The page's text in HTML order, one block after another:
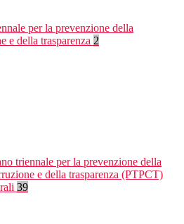
per la prevenzione della
e della trasparenza 2
triennale per la prevenzione della
e della trasparenza (PTPCT)
39